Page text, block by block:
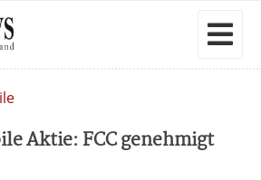
Aktie: FCC genehmigt